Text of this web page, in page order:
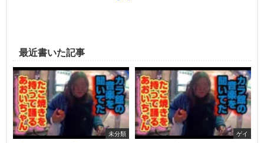
最近書いた記事
未分類 ゲイ